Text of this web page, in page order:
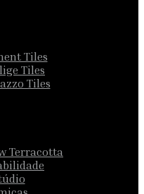
Tiles
Tiles
Tiles
Terracotta